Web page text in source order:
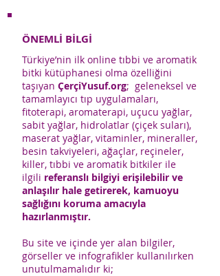
ÖNEMLİ BİLGİ
Türkiye’nin ilk online tıbbi ve aromatik
bitki kütüphanesi olma özelliğini
taşıyan ÇerçiYusuf.org; geleneksel ve
tamamlayıcı tıp uygulamaları,
fitoterapi, aromaterapi, uçucu yağlar,
sabit yağlar, hidrolatlar (çiçek suları),
maserat yağlar, vitaminler, mineraller,
besin takviyeleri, ağaçlar, reçineler,
killer, tıbbi ve aromatik bitkiler ile
ilgili referanslı bilgiyi erişilebilir ve
anlaşılır hale getirerek, kamuoyu
sağlığını koruma amacıyla
hazırlanmıştır.
Bu site ve içinde yer alan bilgiler,
görseller ve infografikler kullanılırken
unutulmamalıdır ki;